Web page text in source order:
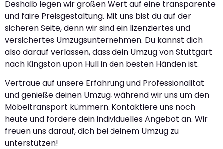
Deshalb legen wir großen Wert auf eine transparente
und faire Preisgestaltung. Mit uns bist du auf der
sicheren Seite, denn wir sind ein lizenziertes und
versichertes Umzugsunternehmen. Du kannst dich
also darauf verlassen, dass dein Umzug von Stuttgart
nach Kingston upon Hull in den besten Händen ist.
Vertraue auf unsere Erfahrung und Professionalität
und genieße deinen Umzug, während wir uns um den
Möbeltransport kümmern. Kontaktiere uns noch
heute und fordere dein individuelles Angebot an. Wir
freuen uns darauf, dich bei deinem Umzug zu
unterstützen!